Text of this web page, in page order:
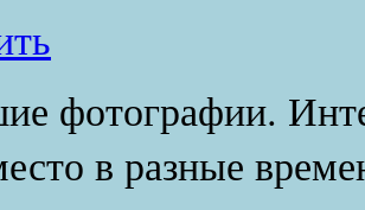
фотографии.
в разные